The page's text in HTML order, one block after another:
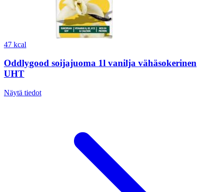
47 kcal
Oddlygood soijajuoma 1l vanilja vähäsokerinen
UHT
Näytä tiedot